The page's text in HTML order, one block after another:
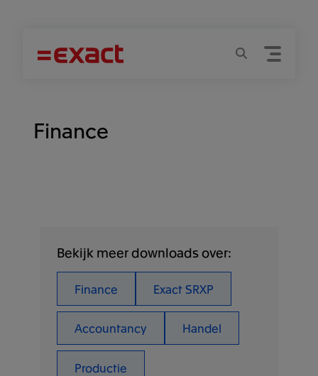
Menu
Zoeken
Finance
Bekijk meer downloads over:
Finance Exact SRXP
Accountancy Handel
Productie